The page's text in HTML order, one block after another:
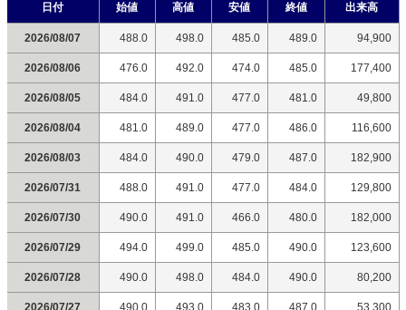
日付 始値 高値 安値 終値 出来高
2026/08/07 488.0 498.0 485.0 489.0 94,900
2026/08/06 476.0 492.0 474.0 485.0 177,400
2026/08/05 484.0 491.0 477.0 481.0 49,800
2026/08/04 481.0 489.0 477.0 486.0 116,600
2026/08/03 484.0 490.0 479.0 487.0 182,900
2026/07/31 488.0 491.0 477.0 484.0 129,800
2026/07/30 490.0 491.0 466.0 480.0 182,000
2026/07/29 494.0 499.0 485.0 490.0 123,600
2026/07/28 490.0 498.0 484.0 490.0 80,200
2026/07/27 490.0 493.0 483.0 487.0 53,300